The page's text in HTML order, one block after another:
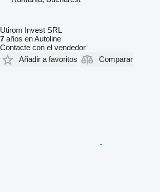
Utirom Invest SRL
7 años en Autoline
Contacte con el vendedor
Añadir a favoritos
Comparar